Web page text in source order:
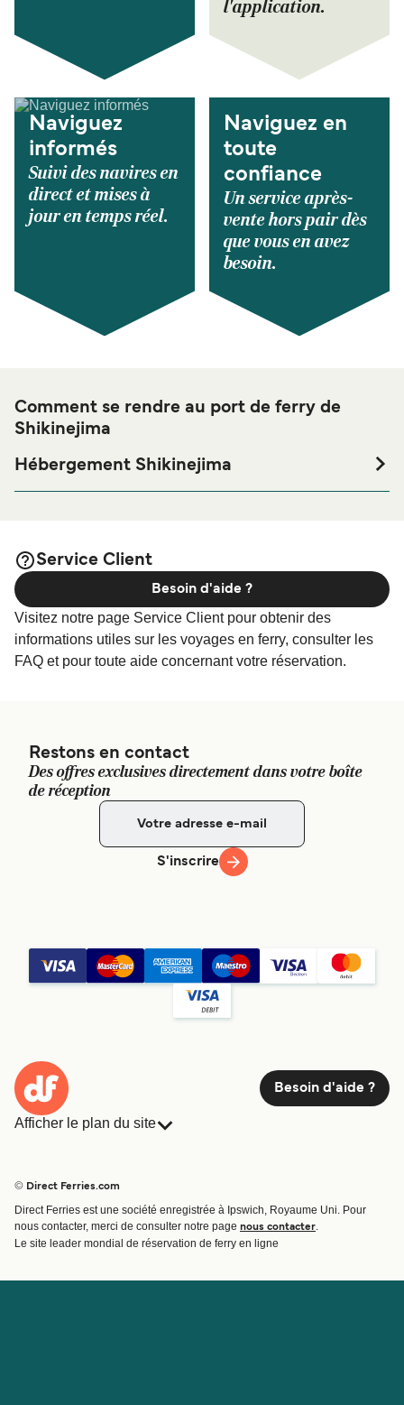
l'application.
Naviguez
informés
Suivi des navires en
direct et mises à
jour en temps réel.
Naviguez en
toute
confiance
Un service après-
vente hors pair dès
que vous en avez
besoin.
Comment se rendre au port de ferry de
Shikinejima
Hébergement Shikinejima
séjour, merci de bien vouloir visiter notre page
Hébergement Shikinejimaafin de bénéficier des
meilleurs prix de notre large sélection de logements en
ligne !
Service Client
Visitez notre page Service Client pour obtenir des
informations utiles sur les voyages en ferry, consulter les
FAQ et pour toute aide concernant votre réservation.
Besoin d'aide ?
Restons en contact
Des offres exclusives directement dans votre boîte
de réception
S'inscrire
Besoin d'aide ?
Afficher le plan du site
Traversées et ports
Billet de bateau
© Direct Ferries.com
Direct Ferries est une société enregistrée à Ipswich, Royaume Uni. Pour
nous contacter, merci de consulter notre page nous contacter.
Le site leader mondial de réservation de ferry en ligne